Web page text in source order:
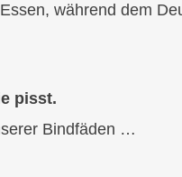
während dem
pisst.
Bindfäden …